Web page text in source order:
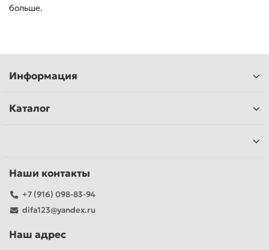
больше.
Информация
Каталог
Наши контакты
+7 (916) 098-83-94
difa123@yandex.ru
Наш адрес